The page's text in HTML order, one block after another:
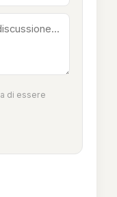
di essere